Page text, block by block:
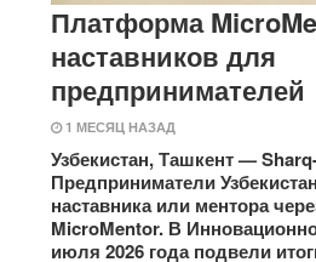
Платформа
наставников для
предпринимателей
1 МЕСЯЦ НАЗАД
Узбекистан, Ташкент —
Предприниматели
наставника или ментора
MicroMentor. В
июля 2026 года подвели